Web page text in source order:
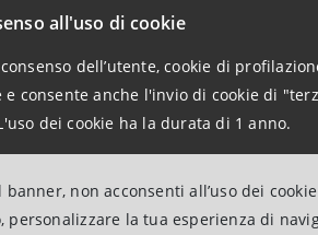
all'uso di cookie
dell’utente, cookie di
consente anche l'invio di cookie di
dei cookie ha la durata di 1 anno.
non acconsenti all’uso dei
la tua esperienza di
giunto a naturale scadenza
e straordinarie, di liquidità
a breve termine.
e con il primo Piano di
di credito integra obiettivi di